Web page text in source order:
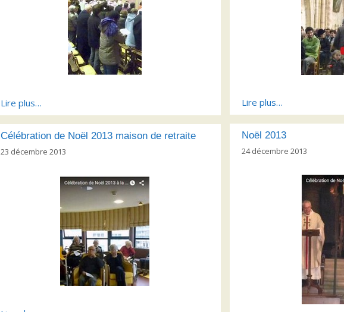
Lire plus… Lire plus…
Noël 2013
24 décembre 2013
Célébration de Noël 2013 maison de retraite
23 décembre 2013